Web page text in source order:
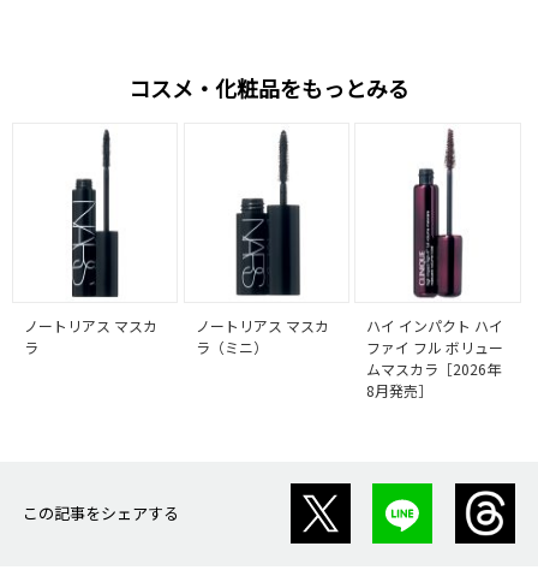
コスメ・化粧品をもっとみる
ノートリアス マスカ
ラ
ノートリアス マスカ
ラ（ミニ）
ハイ インパクト ハイ
ファイ フル ボリュー
ムマスカラ［2026年
8月発売］
この記事をシェアする